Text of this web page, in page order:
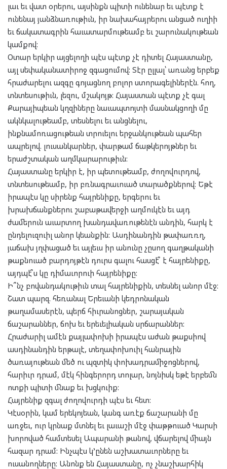
լաւ եւ վատ օրերու, այսինքն պիտի ունենար եւ պէտք է
ունենայ յանձնառութիւն, իր նախահայրերու անցած ուղիի
եւ ճակատագրին հաւատարմութեամբ եւ շարունակութեան
կամքով:
Օտար երկիր այցելողի պէս պէտք չէ դիտել Հայաստանը,
այլ սեփականատիրոջ զգացումով: Տէր ըլլալ՝ առանց երբեք
հրաժարելու ազգը գոյացնող բոլոր ստորագելիներէն. հող,
տնտեսութիւն, լեզու, մշակոյթ: Հայաստան պէտք չէ գալ
Քարայիպեան կղզիները նաւապտոյտի մասնակցողի մը
ակնկալութեամբ, տեսնելու եւ անցնելու,
ինքնամոռացութեան տրուելու երջանկութեան պահեր
ապրելով. լուսանկարներ, փարթամ ճաթկերոյթներ եւ
երաժշտական աղմկարարութիւն:
Հայաստանը երկիր է, իր պետութեամբ, ժողովուրդով,
տնտեսութեամբ, իր բռնագրաւուած տարածքներով: Եթէ
իրապէս կը սիրենք հայրենիքը, երգերու եւ
խրախճանքներու շաբաթավերջի աղմուկէն եւ այդ
ժամերուն աւարտող խանդավառութենէն անդին, հարկ է
ընդելուզուիլ անոր կեանքին: Ասդինանդին թափառռղ,
յաճախ յղփացած եւ այլեւս իր անունը չըսող գաղթականի
թաքնուած բարդոյթէն դուրս գալու հասցէ՞ է հայրենիքը,
այդպէ՞ս կը դիմաւորուի հայրենիքը:
Ի՞նչ բովանդակութիւն տալ հայրենիքին, տեսնել անոր մէջ:
Շատ պարզ. հեռանալ Երեւանի կեդրոնական
թաղամասերէն, պերճ հիւրանոցներ, շարայական
ճաշարաններ, ճոխ եւ երեւելիական սրճարաններ:
Հրաժարիլ ամէն քայլափոխի իրապէս աժան թաքսիով
ասդինանդին երթալէ, տեղափոխուիլ հանրային
ծառայութեան մեծ ու պզտիկ փոխադրամիջոցներով,
հարիւր դրամ, մէկ հինգերորդ տոլար, նոյնիսկ եթէ երբեմն
ոտքի պիտի մնաք եւ խցկուիք:
Հայրենիք զգալ ժողովուրդի պէս եւ հետ:
Կէսօրին, կամ երեկոյեան, կանգ առէք ճաշարանի մը
առջեւ, ուր կրնաք մտնել եւ լաւաշի մէջ փաթթուած Կարսի
խորոված համտեսել Ապարանի թանով, վճարելով միայն
հազար դրամ: Ինչպէս կ’ընեն աշխատաւորները եւ
ուսանողները: Անոնք են Հայաստանը, ոչ չնաշխարհիկ